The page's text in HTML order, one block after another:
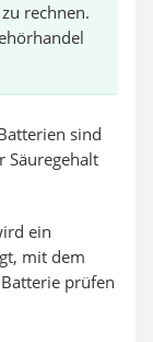
rechnen.
sind
Säuregehalt
ein
mit dem
prüfen